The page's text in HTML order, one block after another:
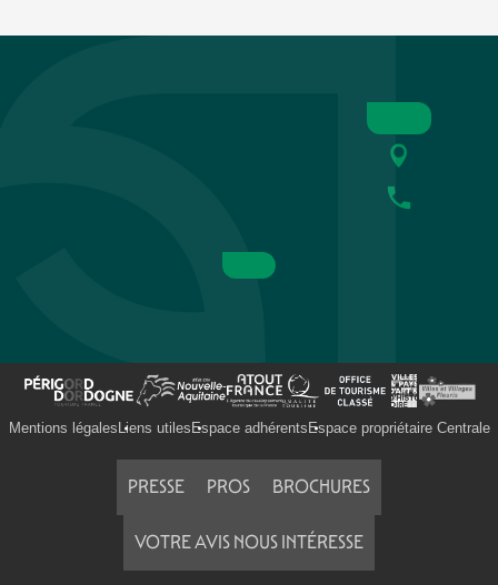
Mentions légales Liens utiles Espace adhérents Espace propriétaire Centrale
PRESSE PROS BROCHURES
VOTRE AVIS NOUS INTÉRESSE